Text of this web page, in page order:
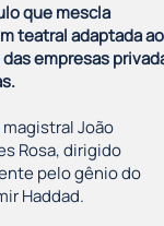
que mescla
teatral adaptada ao
empresas
João
Rosa, dirigido
pelo gênio do
Haddad.